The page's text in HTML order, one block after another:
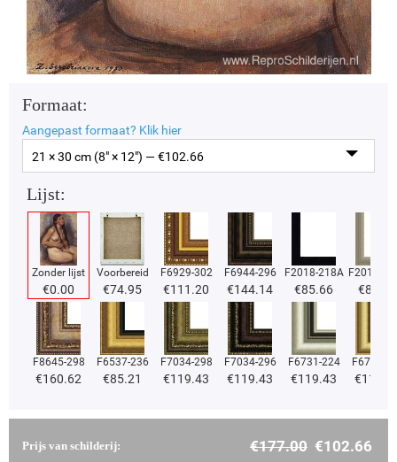
Formaat:
Aangepast formaat? Klik hier
21 × 30 cm (8" × 12") — €102.66
Lijst:
Zonder lijst
€0.00
Voorbereid
€74.95
F6929-302
€111.20
F6944-296
€144.14
F2018-218A
€85.66
F2018-
€85.66
F8645-298
€160.62
F6537-236
€85.21
F7034-298
€119.43
F7034-296
€119.43
F6731-224
€119.43
F6731-
€
Prijs van schilderij: €177.00 €102.66